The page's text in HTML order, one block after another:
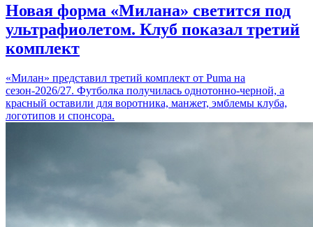
Новая форма «Милана» светится под
ультрафиолетом. Клуб показал третий
комплект
«Милан» представил третий комплект от Puma на
сезон-2026/27. Футболка получилась однотонно-черной, а
красный оставили для воротника, манжет, эмблемы клуба,
логотипов и спонсора.